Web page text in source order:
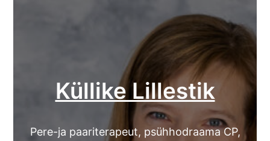
Küllike Lillestik
Pere-ja paariterapeut, psühhodraama CP,